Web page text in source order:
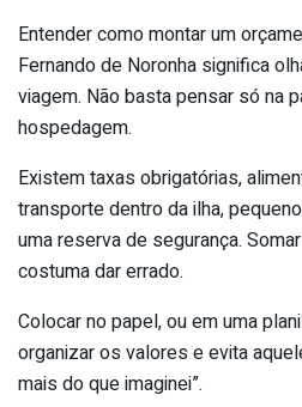
Entender como montar um
Fernando de Noronha significa
viagem. Não basta pensar só na
hospedagem.
Existem taxas obrigatórias,
transporte dentro da ilha,
uma reserva de segurança.
costuma dar errado.
Colocar no papel, ou em uma
organizar os valores e evita
mais do que imaginei”.